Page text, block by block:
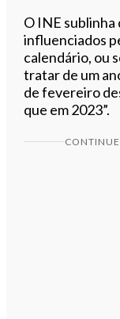
O INE
influenciados
calendário, ou
tratar de um
de fevereiro
que em 2023”.
CONTINUE